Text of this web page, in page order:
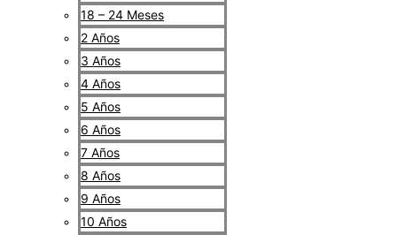
18 – 24 Meses
2 Años
3 Años
4 Años
5 Años
6 Años
7 Años
8 Años
9 Años
10 Años